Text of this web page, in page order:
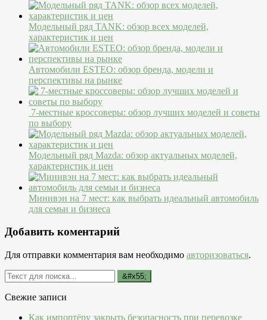
Модельный ряд TANK: обзор всех моделей,
характеристик и цен
Автомобили ESTEO: обзор бренда, модели и
перспективы на рынке
7-местные кроссоверы: обзор лучших моделей и советы
по выбору
Модельный ряд Mazda: обзор актуальных моделей,
характеристик и цен
Минивэн на 7 мест: как выбрать идеальный автомобиль
для семьи и бизнеса
Добавить коментарий
Для отправки комментария вам необходимо авторизоваться.
Свежие записи
Как импортёру закрыть безопасность при перевозке